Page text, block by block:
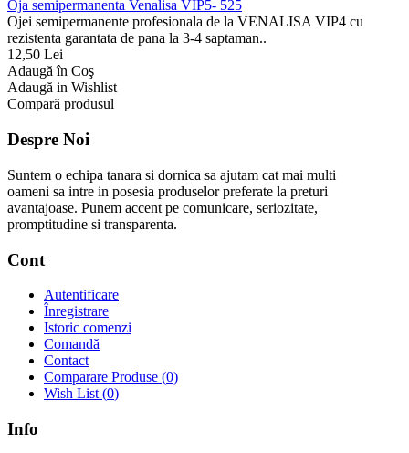
Oja semipermanenta Venalisa VIP5- 525
Ojei semipermanente profesionala de la VENALISA VIP4 cu
rezistenta garantata de pana la 3-4 saptaman..
12,50 Lei
Adaugă în Coş
Adaugă in Wishlist
Compară produsul
Despre Noi
Suntem o echipa tanara si dornica sa ajutam cat mai multi
oameni sa intre in posesia produselor preferate la preturi
avantajoase. Punem accent pe comunicare, seriozitate,
promptitudine si transparenta.
Cont
Autentificare
Înregistrare
Istoric comenzi
Comandă
Contact
Comparare Produse (0)
Wish List (0)
Info